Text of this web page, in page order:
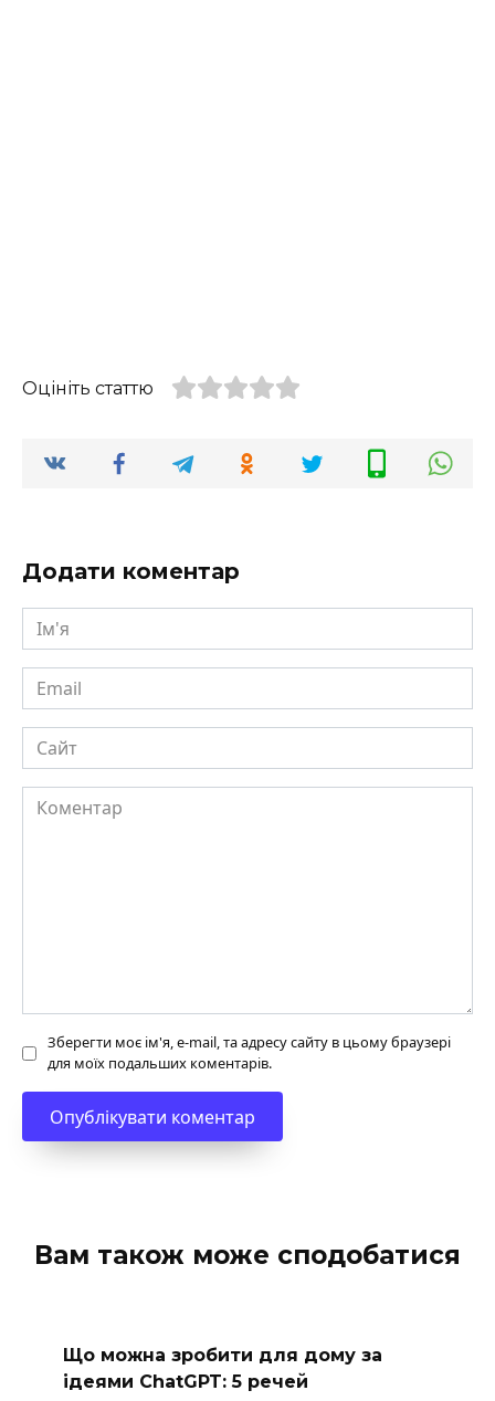
Оцініть статтю
Додати коментар
Ім'я
Email
Сайт
Коментар
Зберегти моє ім'я, e-mail, та адресу сайту в цьому браузері
для моїх подальших коментарів.
Вам також може сподобатися
Що можна зробити для дому за
ідеями ChatGPT: 5 речей